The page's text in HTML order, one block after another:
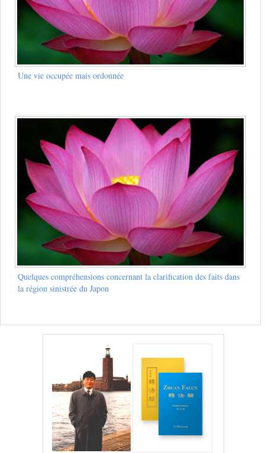
Une vie occupée mais ordonnée
Quelques compréhensions concernant la clarification des faits dans
la région sinistrée du Japon